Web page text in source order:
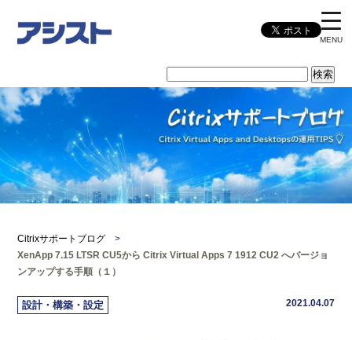
MENU
Citrixサポートブログ
>
XenApp 7.15 LTSR CU5から Citrix Virtual Apps 7 1912 CU2 へバージョ
ンアップする手順（１）
設計・構築・設定 2021.04.07